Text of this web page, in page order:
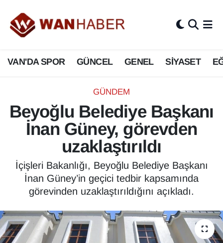
VAN'DA SPOR GÜNCEL GENEL SİYASET
GÜNDEM
Beyoğlu Belediye Başkanı
İnan Güney, görevden
uzaklaştırıldı
İçişleri Bakanlığı, Beyoğlu Belediye Başkanı
İnan Güney’in geçici tedbir kapsamında
görevinden uzaklaştırıldığını açıkladı.
3.SAYFA
ASAYİŞ
BİLİM VE TEKNOLOJİ
Biyografi
Bölge Haberleri
ÇEVRE
Deprem
Dernekler, Odalar
Diğer
Van Nöbetçi Eczaneler
Van Hava Durumu
Van Namaz Vakitleri
Van Trafik Yoğunluk Haritası
Süper Lig Puan Durumu ve Fikstür
Tüm Manşetler
Son Dakika Haberleri
Haber Arşivi